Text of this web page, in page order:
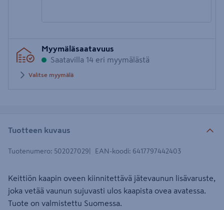
postinumero
Myymäläsaatavuus
Saatavilla 14 eri myymälästä
Valitse myymälä
Tuotteen kuvaus
Tuotenumero: 502027029 EAN-koodi: 6417797442403
Keittiön kaapin oveen kiinnitettävä jätevaunun lisävaruste,
joka vetää vaunun sujuvasti ulos kaapista ovea avatessa.
Tuote on valmistettu Suomessa.